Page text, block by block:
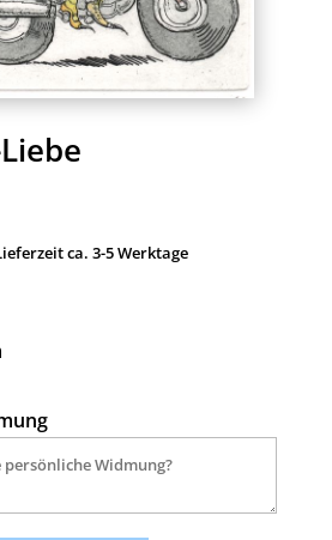
ca. 3-5 Werktage